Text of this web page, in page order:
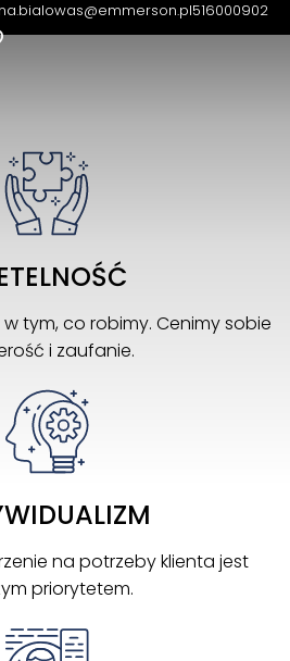
516000902
tym, co robimy. Cenimy sobie
i zaufanie.
na potrzeby klienta jest
priorytetem.